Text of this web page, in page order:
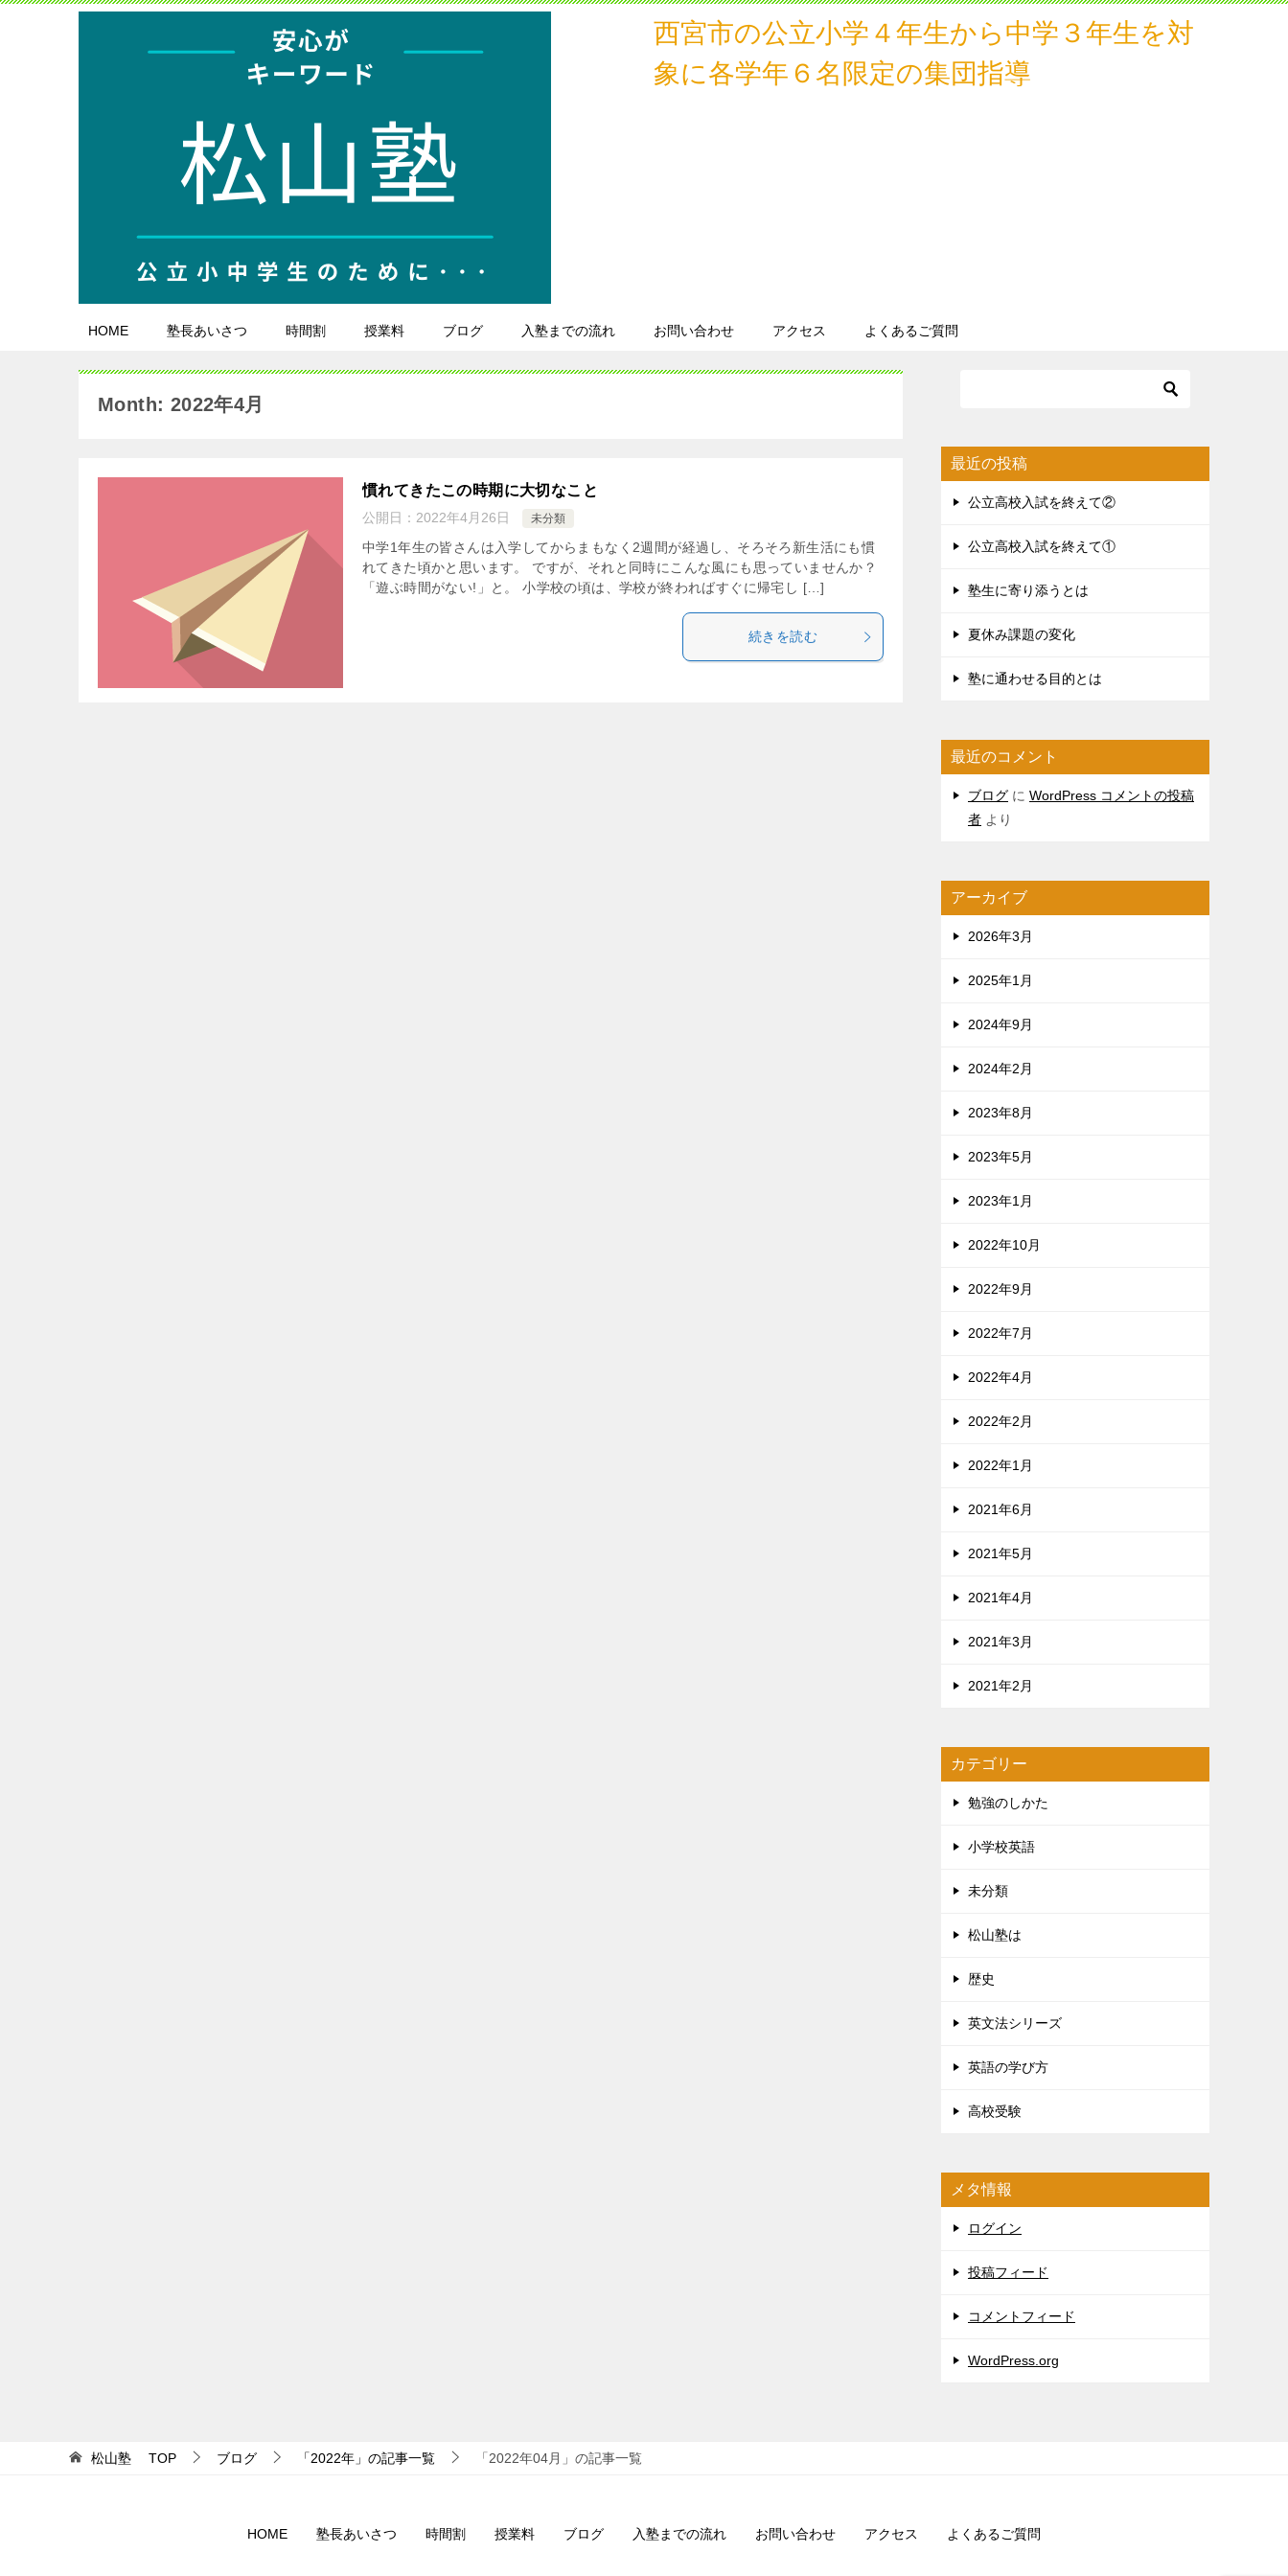
西宮市の公立小学４年生から中学３年生を対
象に各学年６名限定の集団指導
HOME 塾長あいさつ 時間割 授業料 ブログ 入塾までの流れ お問い合わせ アクセス よくあるご質問
Month: 2022年4月
慣れてきたこの時期に大切なこと
公開日： 2022年4月26日 未分類
中学1年生の皆さんは入学してからまもなく2週間が経過し、そろそろ新生活にも慣
れてきた頃かと思います。 ですが、それと同時にこんな風にも思っていませんか？
「遊ぶ時間がない!」と。 小学校の頃は、学校が終わればすぐに帰宅し […]
続きを読む
最近の投稿
公立高校入試を終えて②
公立高校入試を終えて①
塾生に寄り添うとは
夏休み課題の変化
塾に通わせる目的とは
最近のコメント
ブログ に WordPress コメントの投稿
者 より
アーカイブ
2026年3月
2025年1月
2024年9月
2024年2月
2023年8月
2023年5月
2023年1月
2022年10月
2022年9月
2022年7月
2022年4月
2022年2月
2022年1月
2021年6月
2021年5月
2021年4月
2021年3月
2021年2月
カテゴリー
勉強のしかた
小学校英語
未分類
松山塾は
歴史
英文法シリーズ
英語の学び方
高校受験
メタ情報
ログイン
投稿フィード
コメントフィード
WordPress.org
松山塾 TOP ブログ 「2022年」の記事一覧 「2022年04月」の記事一覧
HOME 塾長あいさつ 時間割 授業料 ブログ 入塾までの流れ お問い合わせ アクセス よくあるご質問